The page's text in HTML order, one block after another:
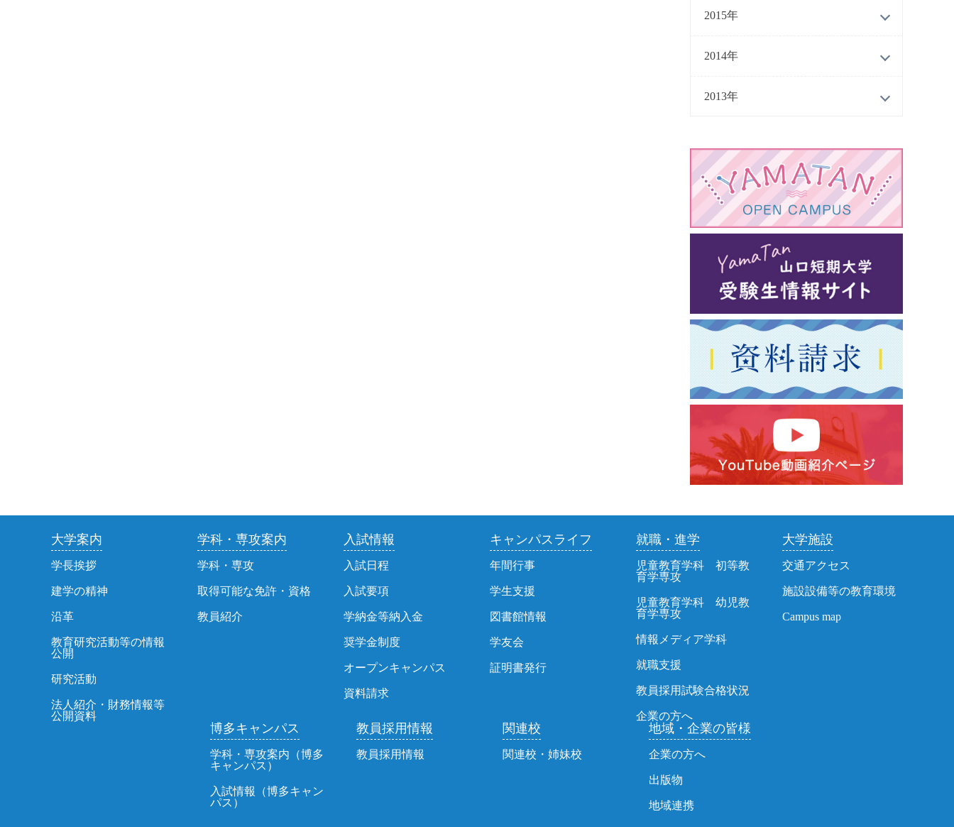
2015年
2014年
2013年
大学案内
学長挨拶
建学の精神
沿革
教育研究活動等の情報
公開
研究活動
法人紹介・財務情報等
公開資料
学科・専攻案内
学科・専攻
取得可能な免許・資格
教員紹介
入試情報
入試日程
入試要項
学納金等納入金
奨学金制度
オープンキャンパス
資料請求
キャンパスライフ
年間行事
学生支援
図書館情報
学友会
証明書発行
就職・進学
児童教育学科 初等教
育学専攻
児童教育学科 幼児教
育学専攻
情報メディア学科
就職支援
教員採用試験合格状況
企業の方へ
大学施設
交通アクセス
施設設備等の教育環境
Campus map
博多キャンパス
学科・専攻案内（博多
キャンパス）
入試情報（博多キャン
パス）
教員採用情報
教員採用情報
関連校
関連校・姉妹校
地域・企業の皆様
企業の方へ
出版物
地域連携